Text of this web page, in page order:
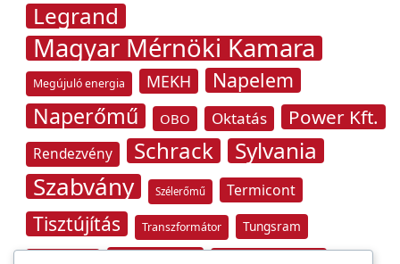
Legrand
Magyar Mérnöki Kamara
Megújuló energia MEKH Napelem
Naperőmű OBO Oktatás Power Kft.
Rendezvény Schrack Sylvania
Szabvány Szélerőmű Termicont
Tisztújítás Transzformátor Tungsram